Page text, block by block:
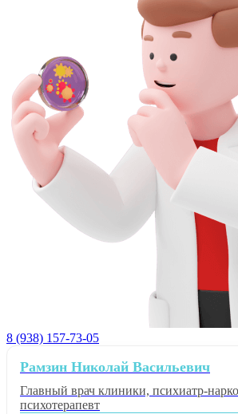
8 (938) 157-73-05
Рамзин Николай Васильевич
Главный врач клиники, психиатр-
психотерапевт